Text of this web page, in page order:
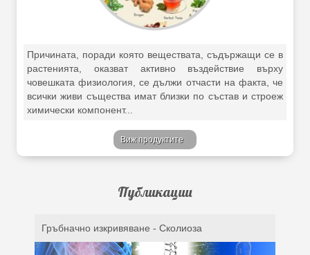
Причината, поради която веществата, съдържащи се в
растенията, оказват активно въздействие върху
човешката физиология, се дължи отчасти на факта, че
всички живи същества имат близки по състав и строеж
химически компонент...
Виж продуктите
Публикации
Гръбначно изкривяване - Сколиоза